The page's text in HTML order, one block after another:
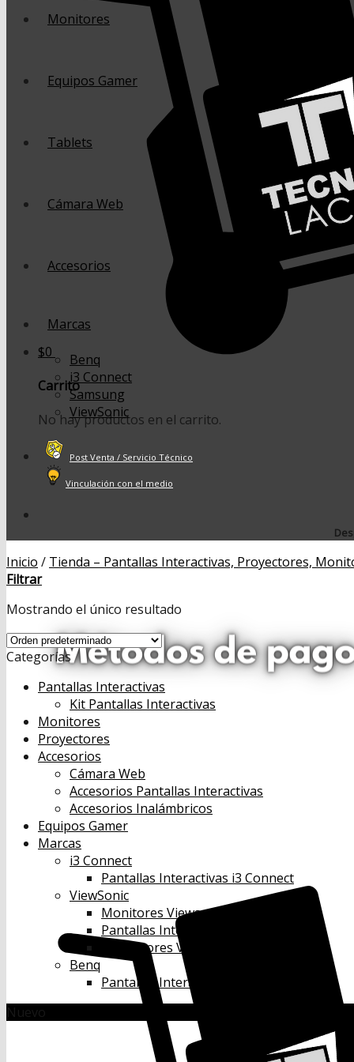
$0
Carrito
No hay productos en el carrito.
Monitores
Equipos Gamer
Tablets
Cámara Web
Accesorios
Marcas
Benq
i3 Connect
Samsung
ViewSonic
Post Venta / Servicio Técnico
Vinculación con el medio
Inicio / Tienda – Pantallas Interactivas, Proyectores,
Filtrar
Mostrando el único resultado
Categorías
Pantallas Interactivas
Kit Pantallas Interactivas
Monitores
Proyectores
Accesorios
Cámara Web
Accesorios Pantallas Interactivas
Accesorios Inalámbricos
Equipos Gamer
Marcas
i3 Connect
Pantallas Interactivas i3 Connect
ViewSonic
Monitores Viewsonic
Pantallas Interactivas Viewsonic
Proyectores Viewsonic
Benq
Pantallas Interactivas Benq